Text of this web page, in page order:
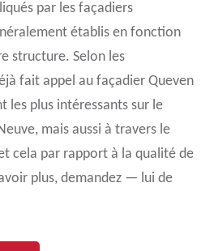
par les façadiers
établis en fonction
structure. Selon les
fait appel au façadier Queven
les plus intéressants sur le
mais aussi à travers le
cela par rapport à la qualité de
plus, demandez — lui de